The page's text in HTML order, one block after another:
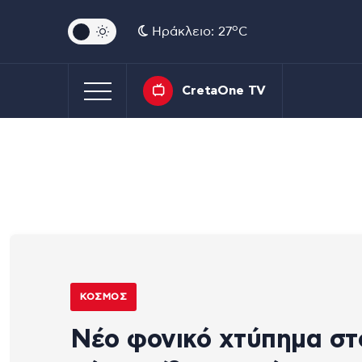
Ηράκλειο: 27oC
CretaOne TV
ΚΌΣΜΟΣ
Νέο φονικό χτύπημα